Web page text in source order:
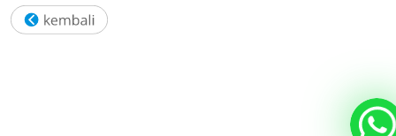
? Tambahan 1 Panci Stainless Steel SUS 304